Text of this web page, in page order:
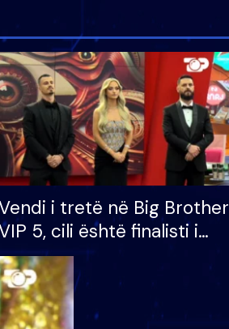
i tretë në Big Brother
5, cili është finalisti i
që lë shtëpinë